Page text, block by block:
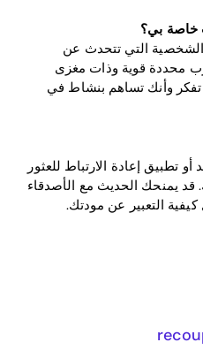
خاصة بي؟
الشخصية التي تتحدث عن
محددة قوية وذات مغزى
وأنك تساهم بنشاط في
أو تطبيق إعادة الارتباط للعثور
يمنحك الحديث مع الأصدقاء
كيفية التعبير عن مودتك.